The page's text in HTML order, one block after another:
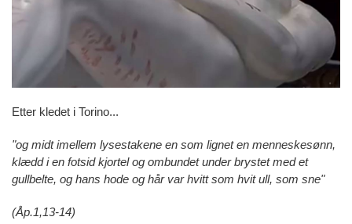
Etter kledet i Torino...
"og midt imellem lysestakene en som lignet en menneskesønn,
klædd i en fotsid kjortel og ombundet under brystet med et
gullbelte, og hans hode og hår var hvitt som hvit ull, som sne"
(Åp.1,13-14)